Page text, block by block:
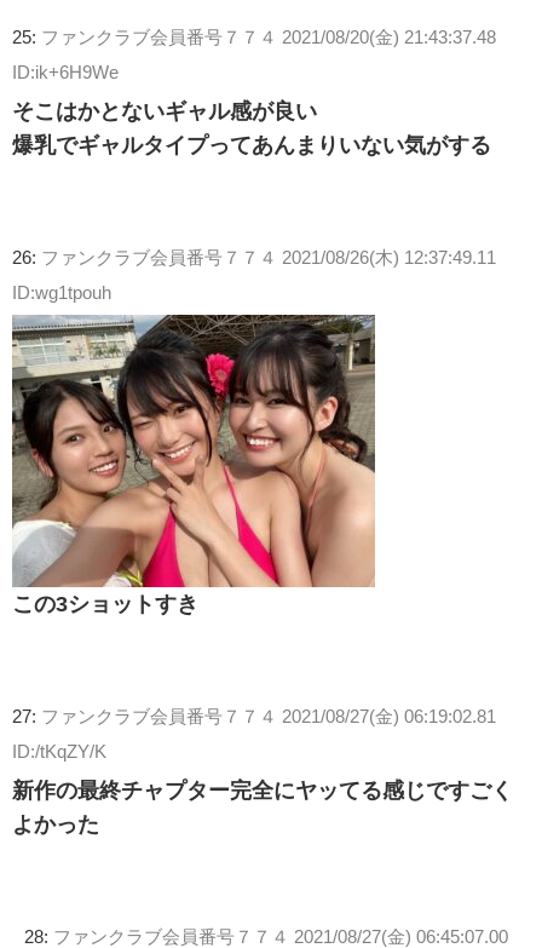
25: ファンクラブ会員番号７７４ 2021/08/20(金) 21:43:37.48
ID:ik+6H9We
そこはかとないギャル感が良い
爆乳でギャルタイプってあんまりいない気がする
26: ファンクラブ会員番号７７４ 2021/08/26(木) 12:37:49.11
ID:wg1tpouh
この3ショットすき
27: ファンクラブ会員番号７７４ 2021/08/27(金) 06:19:02.81
ID:/tKqZY/K
新作の最終チャプター完全にヤッてる感じですごく
よかった
28: ファンクラブ会員番号７７４ 2021/08/27(金) 06:45:07.00